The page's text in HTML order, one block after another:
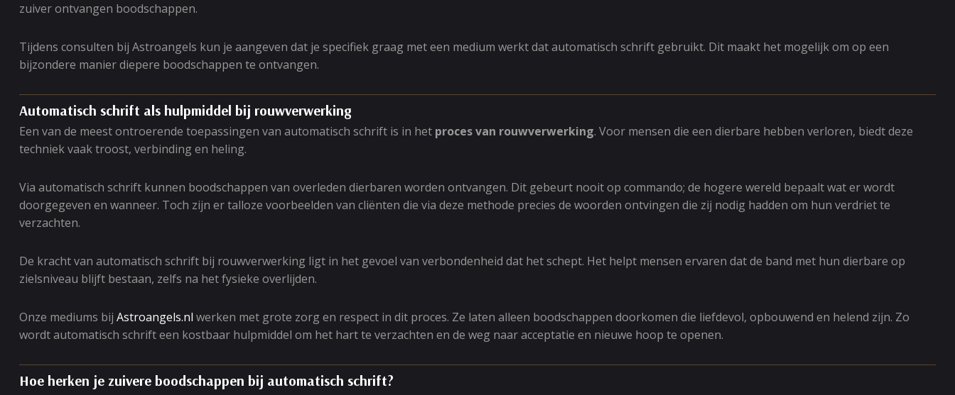
zuiver ontvangen boodschappen.
Tijdens consulten bij Astroangels kun je aangeven dat je specifiek graag met een medium werkt dat automatisch schrift gebruikt. Dit maakt het mogelijk om op een
bijzondere manier diepere boodschappen te ontvangen.
Automatisch schrift als hulpmiddel bij rouwverwerking
Een van de meest ontroerende toepassingen van automatisch schrift is in het proces van rouwverwerking. Voor mensen die een dierbare hebben verloren, biedt deze
techniek vaak troost, verbinding en heling.
Via automatisch schrift kunnen boodschappen van overleden dierbaren worden ontvangen. Dit gebeurt nooit op commando; de hogere wereld bepaalt wat er wordt
doorgegeven en wanneer. Toch zijn er talloze voorbeelden van cliënten die via deze methode precies de woorden ontvingen die zij nodig hadden om hun verdriet te
verzachten.
De kracht van automatisch schrift bij rouwverwerking ligt in het gevoel van verbondenheid dat het schept. Het helpt mensen ervaren dat de band met hun dierbare op
zielsniveau blijft bestaan, zelfs na het fysieke overlijden.
Onze mediums bij Astroangels.nl werken met grote zorg en respect in dit proces. Ze laten alleen boodschappen doorkomen die liefdevol, opbouwend en helend zijn. Zo
wordt automatisch schrift een kostbaar hulpmiddel om het hart te verzachten en de weg naar acceptatie en nieuwe hoop te openen.
Hoe herken je zuivere boodschappen bij automatisch schrift?